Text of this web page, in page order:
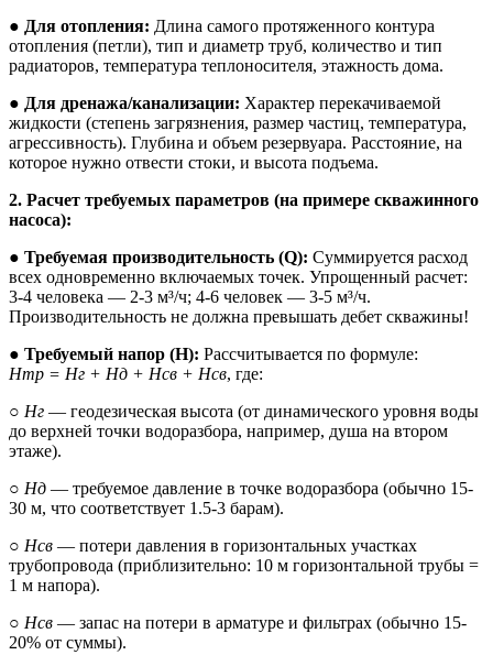
● Для отопления: Длина самого протяженного контура
отопления (петли), тип и диаметр труб, количество и тип
радиаторов, температура теплоносителя, этажность дома.
● Для дренажа/канализации: Характер перекачиваемой
жидкости (степень загрязнения, размер частиц, температура,
агрессивность). Глубина и объем резервуара. Расстояние, на
которое нужно отвести стоки, и высота подъема.
2. Расчет требуемых параметров (на примере скважинного
насоса):
● Требуемая производительность (Q): Суммируется расход
всех одновременно включаемых точек. Упрощенный расчет:
3-4 человека — 2-3 м³/ч; 4-6 человек — 3-5 м³/ч.
Производительность не должна превышать дебет скважины!
● Требуемый напор (H): Рассчитывается по формуле:
Hтр = Hг + Hд + Hсв + Hсв, где:
○ Hг — геодезическая высота (от динамического уровня воды
до верхней точки водоразбора, например, душа на втором
этаже).
○ Hд — требуемое давление в точке водоразбора (обычно 15-
30 м, что соответствует 1.5-3 барам).
○ Hсв — потери давления в горизонтальных участках
трубопровода (приблизительно: 10 м горизонтальной трубы =
1 м напора).
○ Hсв — запас на потери в арматуре и фильтрах (обычно 15-
20% от суммы).